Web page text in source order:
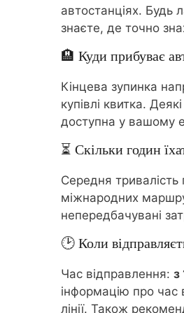
автостанціях. Будь
знаєте, де точно
🏨 Куди прибуває
Кінцева зупинка
купівлі квитка.
доступна у вашому
⏳ Скільки годин
Середня тривалість
міжнародних
непередбачувані
🕑 Коли
Час відправлення: з
інформацію про час
лінії. Також